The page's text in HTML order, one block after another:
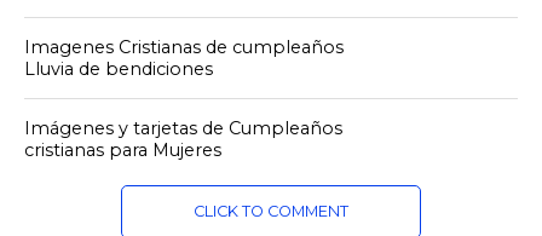
Imagenes Cristianas de cumpleaños
Lluvia de bendiciones
Imágenes y tarjetas de Cumpleaños
cristianas para Mujeres
CLICK TO COMMENT